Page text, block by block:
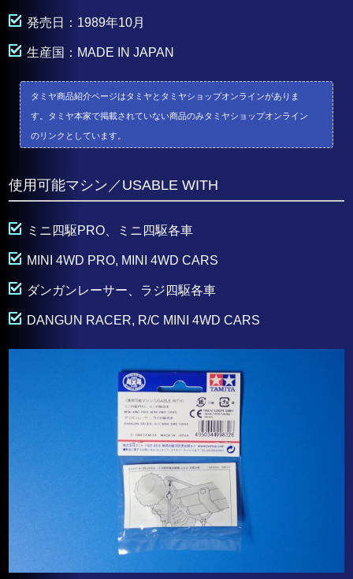
発売日：1989年10月
生産国：MADE IN JAPAN
タミヤ商品紹介ページはタミヤとタミヤショップオンラインがありま
す。タミヤ本家で掲載されていない商品のみタミヤショップオンライン
のリンクとしています。
使用可能マシン／USABLE WITH
ミニ四駆PRO、ミニ四駆各車
MINI 4WD PRO, MINI 4WD CARS
ダンガンレーサー、ラジ四駆各車
DANGUN RACER, R/C MINI 4WD CARS